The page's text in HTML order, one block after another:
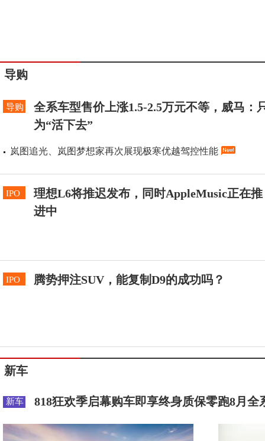
导购
导购
全系车型售价上涨1.5-2.5万元不等，威马：
为“活下去”
岚图追光、岚图梦想家再次展现极寒优越驾控性能
IPO
理想L6将推迟发布，同时AppleMusic正在推
进中
IPO 腾势押注SUV，能复制D9的成功吗？
新车
新车 818狂欢季启幕购车即享终身质保零跑8月全